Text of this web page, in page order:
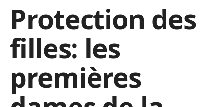
Protection des
filles: les
premières